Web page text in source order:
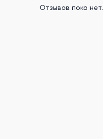
Отзывов пока нет.